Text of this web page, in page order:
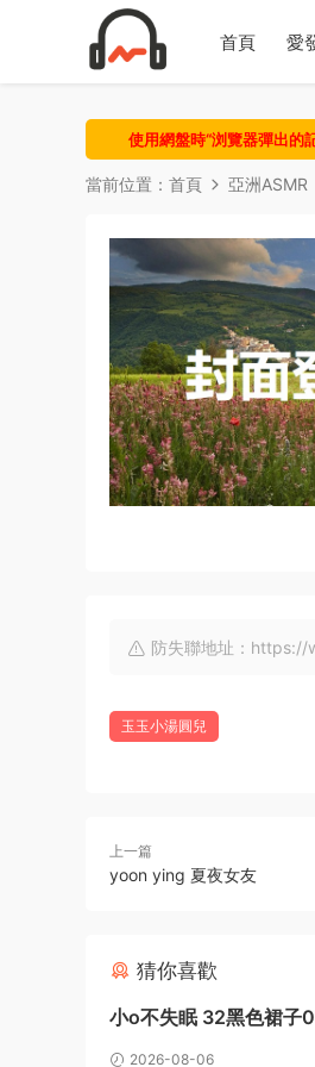
首頁 愛
使用網盤時“浏覽器彈出的
當前位置： 首頁 亞洲ASMR
防失聯地址：
玉玉小湯圓兒
上一篇
yoon ying 夏夜女友
猜你喜歡
小o不失眠 32黑色裙子
2026-08-06